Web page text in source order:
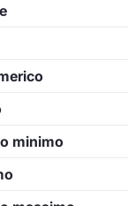
minimo